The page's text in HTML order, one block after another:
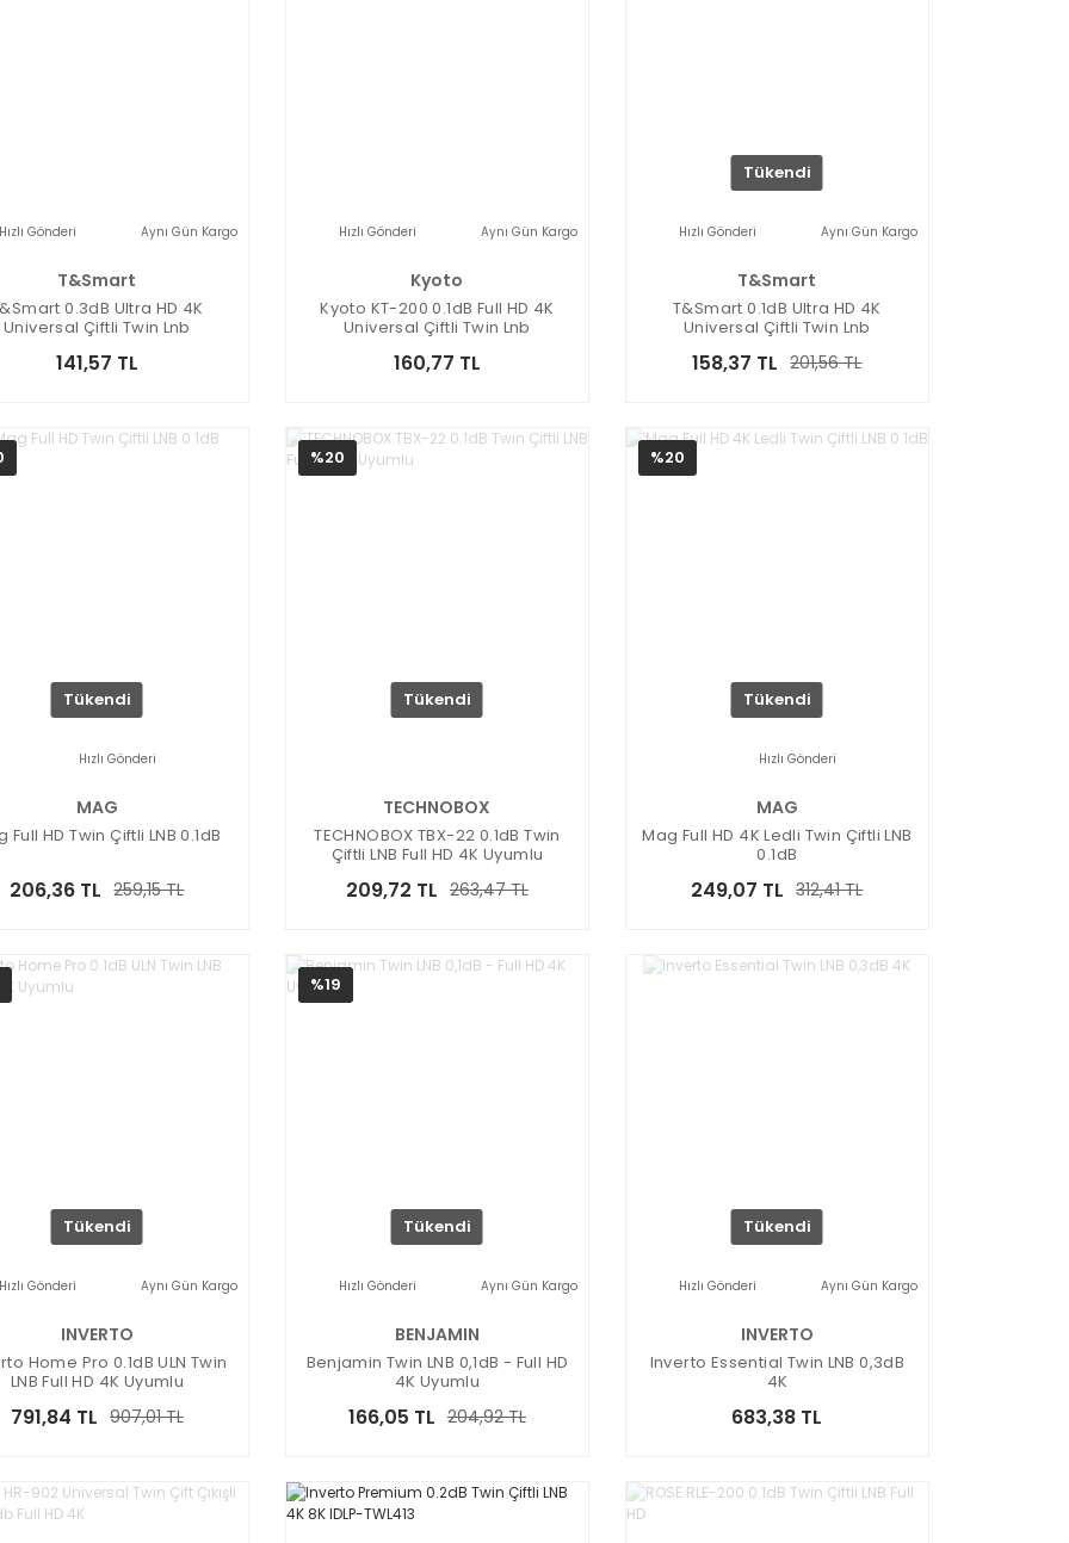
Hızlı Gönderi Aynı Gün Kargo
T&Smart
0.3dB Ultra HD 4K
Universal Çiftli Twin Lnb
141,57 TL
Hızlı Gönderi Aynı Gün Kargo
Kyoto
Kyoto KT-200 0.1dB Full HD 4K
Universal Çiftli Twin Lnb
160,77 TL
Tükendi
Hızlı Gönderi Aynı Gün Kargo
T&Smart
T&Smart 0.1dB Ultra HD 4K
Universal Çiftli Twin Lnb
158,37 TL 201,56 TL
Tükendi
Hızlı Gönderi
MAG
Full HD Twin Çiftli LNB 0.1dB
206,36 TL 259,15 TL
%20
Tükendi
TECHNOBOX
TECHNOBOX TBX-22 0.1dB Twin
Çiftli LNB Full HD 4K Uyumlu
209,72 TL 263,47 TL
%20
Tükendi
Hızlı Gönderi
MAG
Mag Full HD 4K Ledli Twin Çiftli LNB
0.1dB
249,07 TL 312,41 TL
Tükendi
Hızlı Gönderi Aynı Gün Kargo
INVERTO
Home Pro 0.1dB ULN Twin
LNB Full HD 4K Uyumlu
791,84 TL 907,01 TL
%19
Tükendi
Hızlı Gönderi Aynı Gün Kargo
BENJAMIN
Benjamin Twin LNB 0,1dB - Full HD
4K Uyumlu
166,05 TL 204,92 TL
Tükendi
Hızlı Gönderi Aynı Gün Kargo
INVERTO
Inverto Essential Twin LNB 0,3dB
4K
683,38 TL